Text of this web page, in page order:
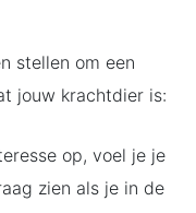
stellen om een
jouw krachtdier is:
op, voel je je
zien als je in de